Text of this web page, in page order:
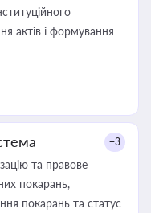
актів і формування
+3
та правове
покарань,
покарань та статус